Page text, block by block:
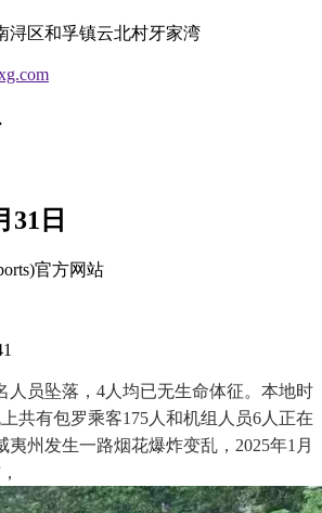
浔区和孚镇云北村牙家湾
31日
官方网站
员坠落，4人均已无生命体征。本地时
共有包罗乘客175人和机组人员6人正在
夷州发生一路烟花爆炸变乱，2025年1月